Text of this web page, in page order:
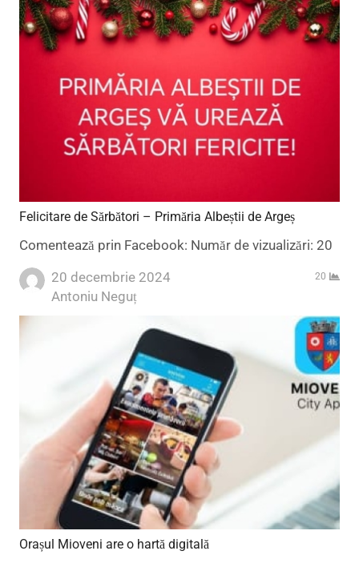
Felicitare de Sărbători – Primăria Albeștii de Argeș
Comentează prin Facebook: Număr de vizualizări: 20
20 decembrie 2024
Author
Antoniu Neguț
20
Orașul Mioveni are o hartă digitală